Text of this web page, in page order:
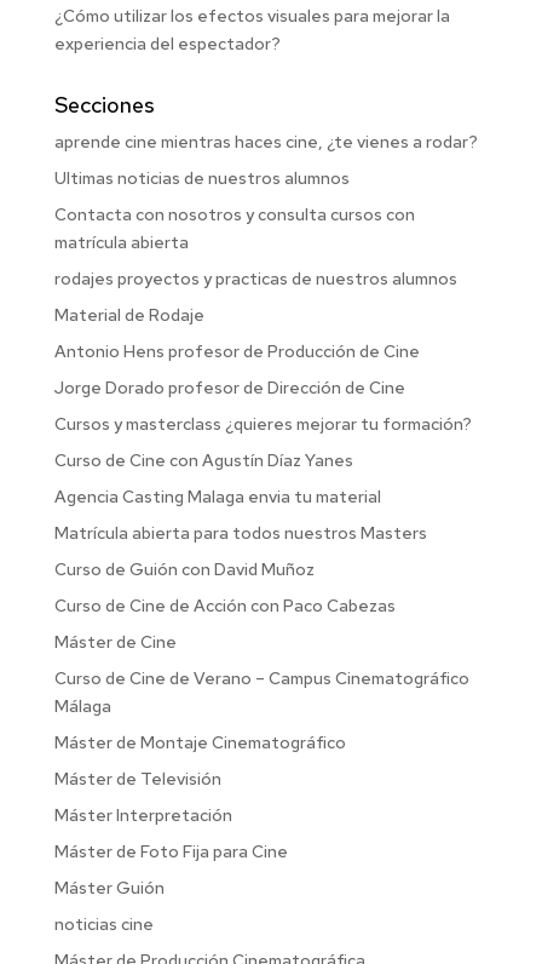
¿Cómo utilizar los efectos visuales para mejorar la
experiencia del espectador?
Secciones
aprende cine mientras haces cine, ¿te vienes a rodar?
Ultimas noticias de nuestros alumnos
Contacta con nosotros y consulta cursos con
matrícula abierta
rodajes proyectos y practicas de nuestros alumnos
Material de Rodaje
Antonio Hens profesor de Producción de Cine
Jorge Dorado profesor de Dirección de Cine
Cursos y masterclass ¿quieres mejorar tu formación?
Curso de Cine con Agustín Díaz Yanes
Agencia Casting Malaga envia tu material
Matrícula abierta para todos nuestros Masters
Curso de Guión con David Muñoz
Curso de Cine de Acción con Paco Cabezas
Máster de Cine
Curso de Cine de Verano – Campus Cinematográfico
Málaga
Máster de Montaje Cinematográfico
Máster de Televisión
Máster Interpretación
Máster de Foto Fija para Cine
Máster Guión
noticias cine